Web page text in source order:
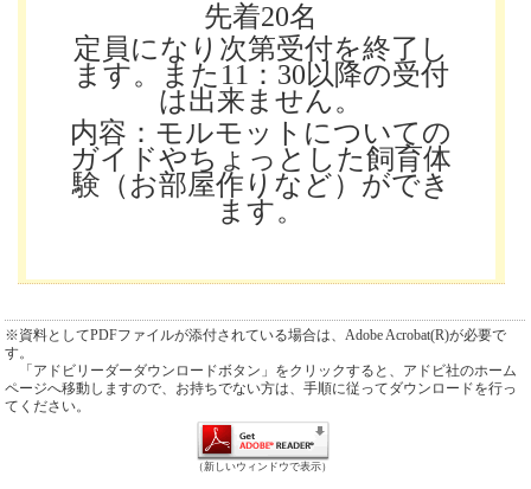
先着20名
定員になり次第受付を終了し
ます。また11：30以降の受付
は出来ません。
内容：モルモットについての
ガイドやちょっとした飼育体
験（お部屋作りなど）ができ
ます。
※資料としてPDFファイルが添付されている場合は、Adobe Acrobat(R)が必要で
す。
「アドビリーダーダウンロードボタン」をクリックすると、アドビ社のホーム
ページへ移動しますので、お持ちでない方は、手順に従ってダウンロードを行っ
てください。
（新しいウィンドウで表示）